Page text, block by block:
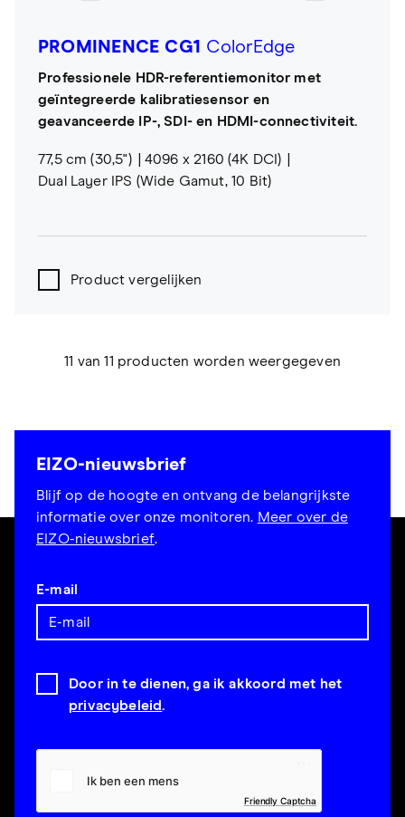
PROMINENCE CG1 ColorEdge
Professionele HDR-referentiemonitor met
geïntegreerde kalibratiesensor en
geavanceerde IP-, SDI- en HDMI-connectiviteit.
77,5 cm (30,5")
4096 x 2160 (4K DCI)
Dual Layer IPS (Wide Gamut, 10 Bit)
Product vergelijken
11 van 11 producten worden weergegeven
EIZO-nieuwsbrief
Blijf op de hoogte en ontvang de belangrijkste
informatie over onze monitoren. Meer over de
EIZO-nieuwsbrief.
E-mail
Door in te dienen, ga ik akkoord met het
privacybeleid.
Friendly Captcha